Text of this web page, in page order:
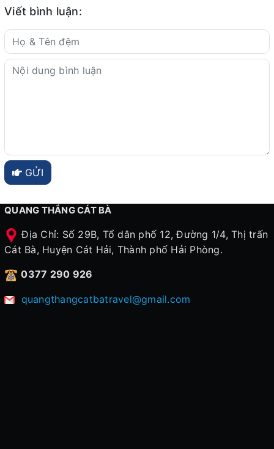
Viết bình luận:
GỬI
QUANG THẮNG CÁT BÀ
Địa Chỉ: Số 29B, Tổ dân phố 12, Đường 1/4, Thị trấn
Cát Bà, Huyện Cát Hải, Thành phố Hải Phòng.
0377 290 926
quangthangcatbatravel@gmail.com